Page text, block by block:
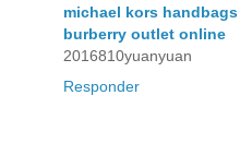
michael kors handbags
burberry outlet online
2016810yuanyuan
Responder